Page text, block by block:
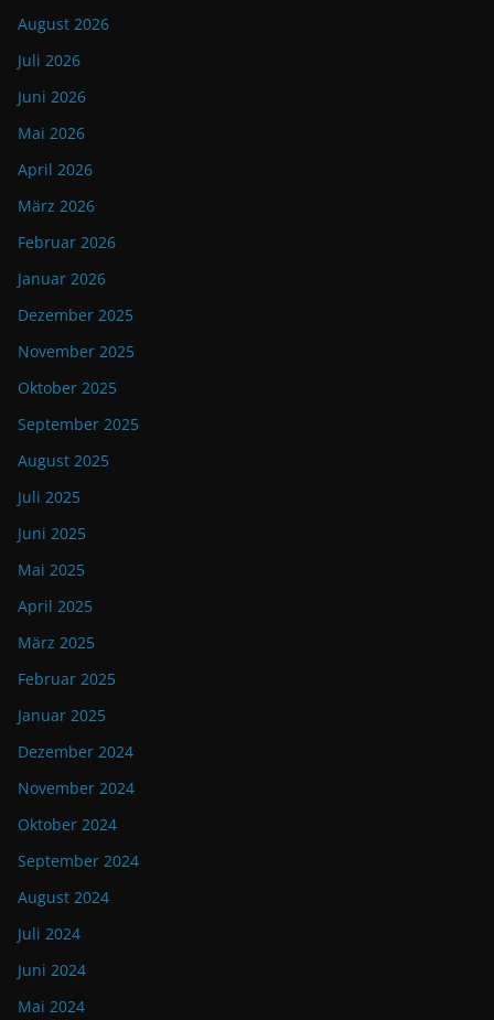
August 2026
Juli 2026
Juni 2026
Mai 2026
April 2026
März 2026
Februar 2026
Januar 2026
Dezember 2025
November 2025
Oktober 2025
September 2025
August 2025
Juli 2025
Juni 2025
Mai 2025
April 2025
März 2025
Februar 2025
Januar 2025
Dezember 2024
November 2024
Oktober 2024
September 2024
August 2024
Juli 2024
Juni 2024
Mai 2024